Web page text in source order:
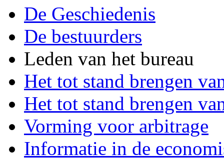
De Geschiedenis
De bestuurders
Leden van het bureau
Het tot stand brengen
Het tot stand brengen
Vorming voor arbitrage
Informatie in de